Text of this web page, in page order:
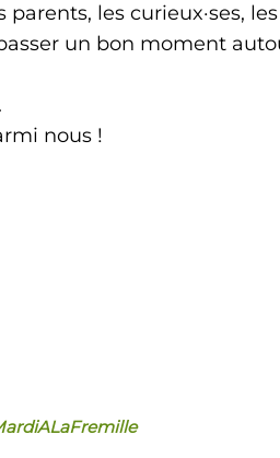
parents, les curieux·ses,
un bon moment
nous !